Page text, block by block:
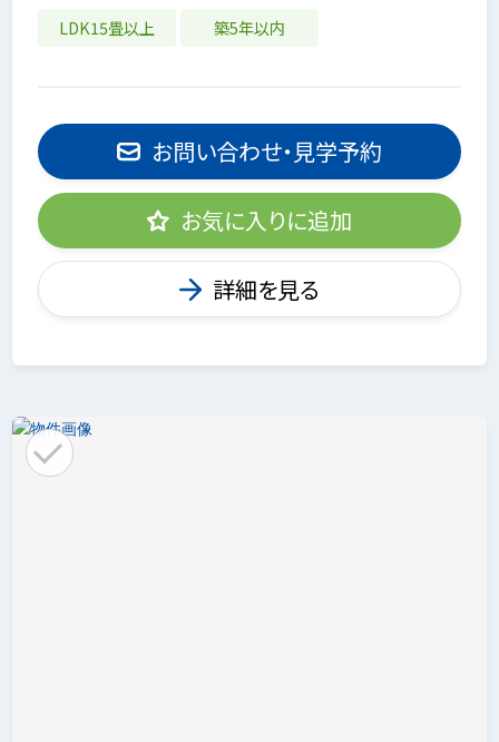
LDK15畳以上 築5年以内
お問い合わせ・見学予約
お気に入りに追加
詳細を見る